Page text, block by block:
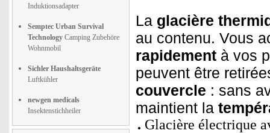
Induktionsadapter
Semptec Urban Survival
Technology Camping Zubehöre
Wohnmobil
Sichler Haushaltsgeräte
Luftkühler
newgen medicals
Insektenstichheiler
La glacière
au contenu. Vous
rapidement à vos
peuvent être
couvercle : sans
maintient la
Glacière électrique